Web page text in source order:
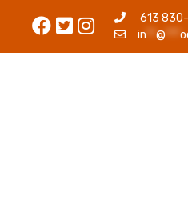
613
in ** @ ***